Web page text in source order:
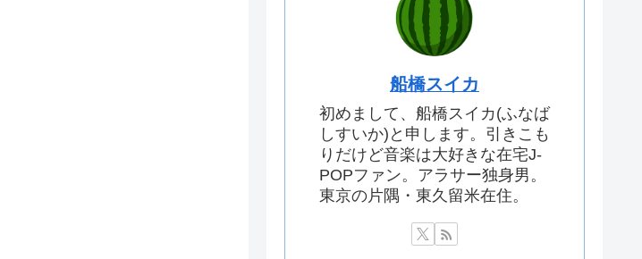
船橋スイカ
初めまして、船橋スイカ(ふなば
しすいか)と申します。引きこも
りだけど音楽は大好きな在宅J-
POPファン。アラサー独身男。
東京の片隅・東久留米在住。